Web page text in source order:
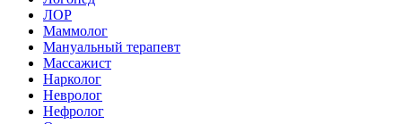
ЛОР
Маммолог
Мануальный терапевт
Массажист
Нарколог
Невролог
Нефролог